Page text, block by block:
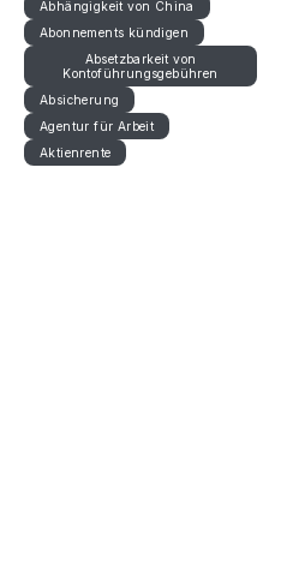
Abhängigkeit von China
Abonnements kündigen
Absetzbarkeit von
Kontoführungsgebühren
Absicherung
Agentur für Arbeit
Aktienrente